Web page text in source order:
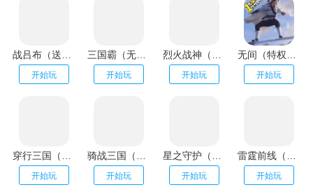
开始玩 开始玩 开始玩 开始玩
穿行三国（全武将免充）
开始玩
骑战三国（GM刷充金手指）
开始玩
星之守护（神龙送万充）
开始玩
雷霆前线（送传世100万充）
开始玩